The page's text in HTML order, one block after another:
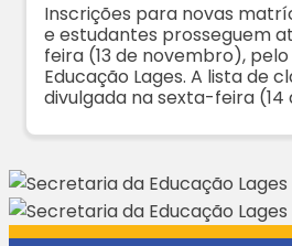
Inscrições para novas
e estudantes prosseguem
feira (13 de novembro),
Educação Lages. A lista de
divulgada na sexta-feira
para confirmar a matrícula